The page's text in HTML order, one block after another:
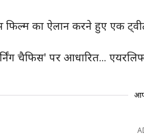
का ऐलान करने हुए एक ट्वीट
चैफिस' पर आधारित...